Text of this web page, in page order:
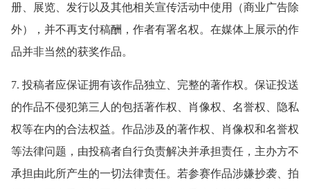
册、展览、发行以及其他相关宣传活动中使用（商业广告除
外），并不再支付稿酬，作者有署名权。在媒体上展示的作
品并非当然的获奖作品。
7. 投稿者应保证拥有该作品独立、完整的著作权。保证投送
的作品不侵犯第三人的包括著作权、肖像权、名誉权、隐私
权等在内的合法权益。作品涉及的著作权、肖像权和名誉权
等法律问题，由投稿者自行负责解决并承担责任，主办方不
承担由此所产生的一切法律责任。若参赛作品涉嫌抄袭、拍